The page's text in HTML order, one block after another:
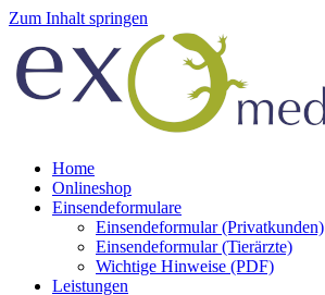
Zum Inhalt springen
Home
Onlineshop
Einsendeformulare
Einsendeformular (Privatkunden)
Einsendeformular (Tierärzte)
Wichtige Hinweise (PDF)
Leistungen